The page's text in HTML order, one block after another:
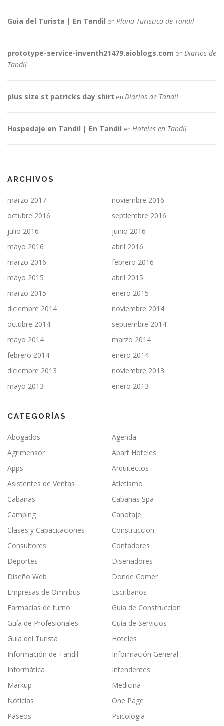
Guia del Turista | En Tandil en Plano Turistico de Tandil
prototype-service-inventh21479.aioblogs.com en Diarios de
Tandil
plus size st patricks day shirt en Diarios de Tandil
Hospedaje en Tandil | En Tandil en Hoteles en Tandil
ARCHIVOS
marzo 2017
noviembre 2016
octubre 2016
septiembre 2016
julio 2016
junio 2016
mayo 2016
abril 2016
marzo 2016
febrero 2016
mayo 2015
abril 2015
marzo 2015
enero 2015
diciembre 2014
noviembre 2014
octubre 2014
septiembre 2014
mayo 2014
marzo 2014
febrero 2014
enero 2014
diciembre 2013
noviembre 2013
mayo 2013
enero 2013
CATEGORÍAS
Abogados
Agenda
Agrimensor
Apart Hoteles
Apps
Arquitectos
Asistentes de Ventas
Atletismo
Cabañas
Cabañas Spa
Camping
Canotaje
Clases y Capacitaciones
Construccion
Consultores
Contadores
Deportes
Diseñadores
Diseño Web
Donde Comer
Empresas de Omnibus
Escribanos
Farmacias de turno
Guia de Construccion
Guía de Profesionales
Guía de Servicios
Guia del Turista
Hoteles
Información de Tandil
Información General
Informática
Intendentes
Markup
Medicina
Noticias
One Page
Paseos
Psicologia